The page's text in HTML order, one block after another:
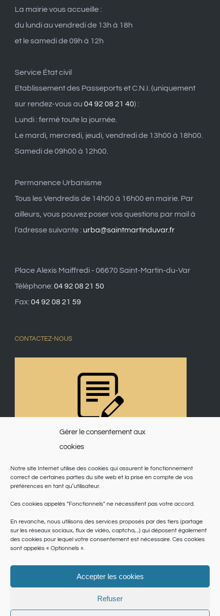
Gérer le consentement aux
cookies
Notre site Internet utilise des cookies qui assurent le fonctionnement
correct de certaines parties du site web et la prise en compte de vos
préférences en tant qu’utilisateur.
Ces cookies appelés "Fonctionnels" ne nécessitent pas votre accord.
En revanche, nous utilisons des services proposés par des tiers (partage
sur les réseaux sociaux, flux de vidéo, captcha,...) qui déposent également
des cookies pour lequel votre consentement est nécessaire. Ces cookies
sont appelés « Optionnels ».
Accepter les cookies
Refuser
La mairie vous accueille :
du lundi au vendredi de 13h à 18h
et le samedi de 09h à 12h
Service État civil
Etablissement des Passeports et C.N.I. (uniquement
sur rendez-vous au 04 92 08 21 40) :
Lundi : fermé toute la journée.
Le mardi, mercredi, jeudi, vendredi de 13h00 à 18h00.
Samedi de 09h00 à 12h00.
Permanence Urbanisme
Tous les Vendredis de 14h00 à 16h00 en mairie. Par
ailleurs, vous pouvez poser vos questions par mail à
l’adresse suivante : urba@saintmartinduvar.fr
Place Alexis Maiffredi - 06670 Saint-Martin-du-Var
Téléphone:04 92 08 21 50
Fax:04 92 08 21 59
CONTACTEZ-NOUS
Conditions générales